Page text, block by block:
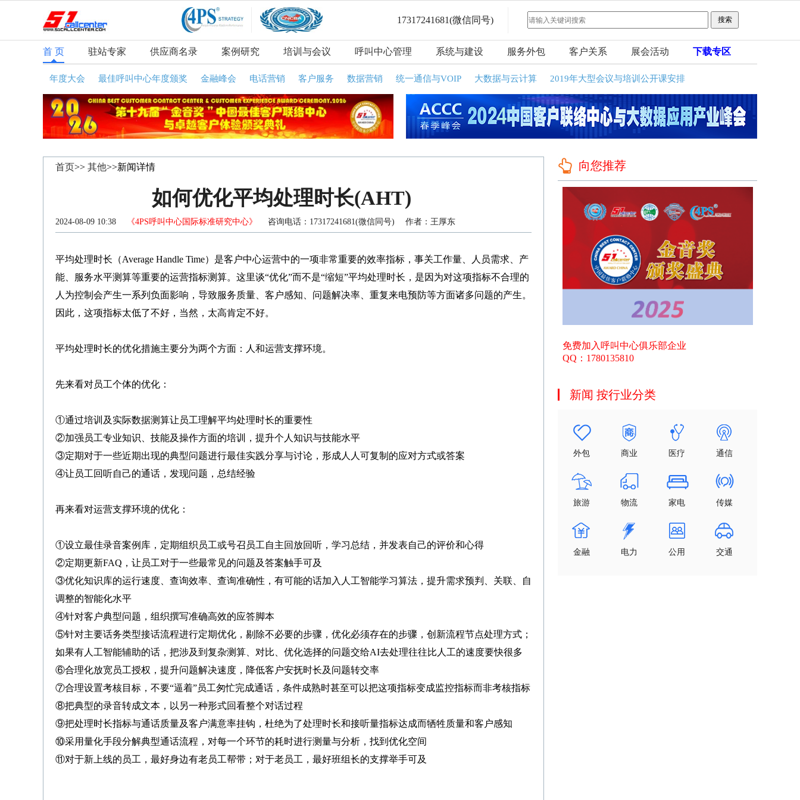
17317241681(微信同号)
首 页 驻站专家 供应商名录 案例研究 培训与会议 呼叫中心管理 系统与建设 服务外包 客户关系 展会活动 下载专区
年度大会 最佳呼叫中心年度颁奖 金融峰会 电话营销 客户服务 数据营销 统一通信与VOIP 大数据与云计算 2019年大型会议与培训公开课安排
首页>> 其他>>新闻详情
如何优化平均处理时长(AHT)
2024-08-09 10:38 《4PS呼叫中心国际标准研究中心》 咨询电话：17317241681(微信同号) 作者：王厚东
平均处理时长（Average Handle Time）是客户中心运营中的一项非常重要的效率指标，事关工作量、人员需求、产
能、服务水平测算等重要的运营指标测算。这里谈“优化”而不是“缩短”平均处理时长，是因为对这项指标不合理的
人为控制会产生一系列负面影响，导致服务质量、客户感知、问题解决率、重复来电预防等方面诸多问题的产生。
因此，这项指标太低了不好，当然，太高肯定不好。
平均处理时长的优化措施主要分为两个方面：人和运营支撑环境。
先来看对员工个体的优化：
①通过培训及实际数据测算让员工理解平均处理时长的重要性
②加强员工专业知识、技能及操作方面的培训，提升个人知识与技能水平
③定期对于一些近期出现的典型问题进行最佳实践分享与讨论，形成人人可复制的应对方式或答案
④让员工回听自己的通话，发现问题，总结经验
再来看对运营支撑环境的优化：
①设立最佳录音案例库，定期组织员工或号召员工自主回放回听，学习总结，并发表自己的评价和心得
②定期更新FAQ，让员工对于一些最常见的问题及答案触手可及
③优化知识库的运行速度、查询效率、查询准确性，有可能的话加入人工智能学习算法，提升需求预判、关联、自
调整的智能化水平
④针对客户典型问题，组织撰写准确高效的应答脚本
⑤针对主要话务类型接话流程进行定期优化，剔除不必要的步骤，优化必须存在的步骤，创新流程节点处理方式；
如果有人工智能辅助的话，把涉及到复杂测算、对比、优化选择的问题交给AI去处理往往比人工的速度要快很多
⑥合理化放宽员工授权，提升问题解决速度，降低客户安抚时长及问题转交率
⑦合理设置考核目标，不要“逼着”员工匆忙完成通话，条件成熟时甚至可以把这项指标变成监控指标而非考核指标
⑧把典型的录音转成文本，以另一种形式回看整个对话过程
⑨把处理时长指标与通话质量及客户满意率挂钩，杜绝为了处理时长和接听量指标达成而牺牲质量和客户感知
⑩采用量化手段分解典型通话流程，对每一个环节的耗时进行测量与分析，找到优化空间
⑪对于新上线的员工，最好身边有老员工帮带；对于老员工，最好班组长的支撑举手可及
向您推荐
免费加入呼叫中心俱乐部企业
QQ：1780135810
新闻 按行业分类
外包 商业 医疗 通信
旅游 物流 家电 传媒
金融 电力 公用 交通